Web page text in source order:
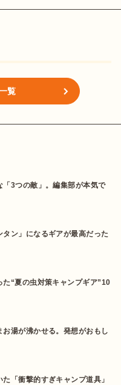
覧
3つの敵」。編集部が本気で
ン」になるギアが最高だった
“夏の虫対策キャンプギア”10
湯が沸かせる。発想がおもし
「衝撃的すぎキャンプ道具」